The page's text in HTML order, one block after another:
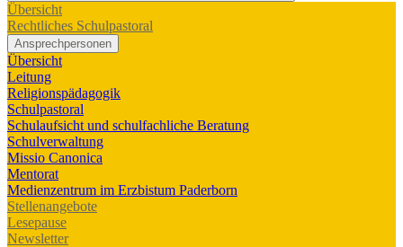
Übersicht
Rechtliches Schulpastoral
Ansprechpersonen
Übersicht
Leitung
Religionspädagogik
Schulpastoral
Schulaufsicht und schulfachliche Beratung
Schulverwaltung
Missio Canonica
Mentorat
Medienzentrum im Erzbistum Paderborn
Stellenangebote
Lesepause
Newsletter